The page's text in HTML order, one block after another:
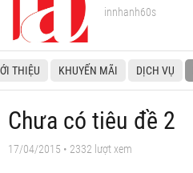
innhanh60s
THIỆU KHUYẾN MÃI DỊCH VỤ
Chưa có tiêu đề 2
17/04/2015 • 2332 lượt xem